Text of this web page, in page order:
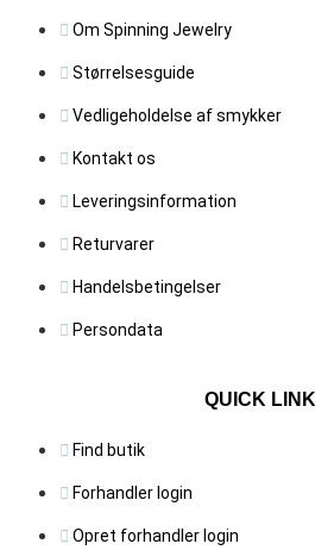
Om Spinning Jewelry
Størrelsesguide
Vedligeholdelse af smykker
Kontakt os
Leveringsinformation
Returvarer
Handelsbetingelser
Persondata
QUICK
Find butik
Forhandler login
Opret forhandler login